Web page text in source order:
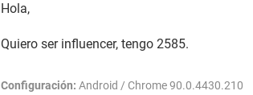
Hola,
Quiero ser influencer, tengo 2585.
Configuración: Android / Chrome 90.0.4430.210